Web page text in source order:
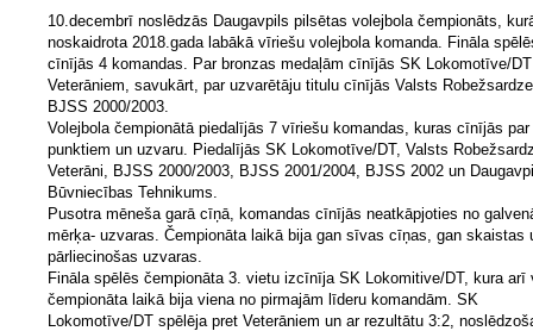
10.decembrī noslēdzās Daugavpils pilsētas volejbola čempionāts,
noskaidrota 2018.gada labākā vīriešu volejbola komanda. Fināla
cīnījās 4 komandas. Par bronzas medaļām cīnījās SK Lokomotīve/
Veterāniem, savukārt, par uzvarētāju titulu cīnījās Valsts
BJSS 2000/2003.
Volejbola čempionātā piedalījās 7 vīriešu komandas, kuras cīnījās par
punktiem un uzvaru. Piedalījās SK Lokomotīve/DT, Valsts
Veterāni, BJSS 2000/2003, BJSS 2001/2004, BJSS 2002 un
Būvniecības Tehnikums.
Pusotra mēneša garā cīņā, komandas cīnījās neatkāpjoties no
mērķa- uzvaras. Čempionāta laikā bija gan sīvas cīņas, gan skaistas
pārliecinošas uzvaras.
Fināla spēlēs čempionāta 3. vietu izcīnīja SK Lokomitive/DT, kura arī
čempionāta laikā bija viena no pirmajām līderu komandām. SK
Lokomotīve/DT spēlēja pret Veterāniem un ar rezultātu 3:2,